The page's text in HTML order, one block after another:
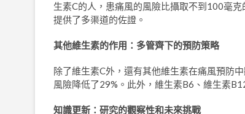
生素C的人，患痛風的風險比攝取不到100毫
提供了多渠道的佐證。
其他維生素的作用：多管齊下的預防策略
除了維生素C外，還有其他維生素在痛風預防
風險降低了29%。此外，維生素B6、維生素
知識更新：研究的觀察性和未來挑戰